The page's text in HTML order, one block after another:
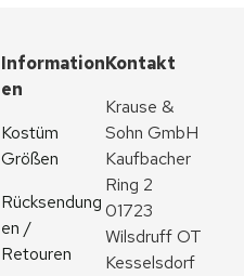
Information
en
Kostüm
Größen
Rücksendung
en /
Retouren
Kontakt
Krause &
Sohn GmbH
Kaufbacher
Ring 2
01723
Wilsdruff OT
Kesselsdorf